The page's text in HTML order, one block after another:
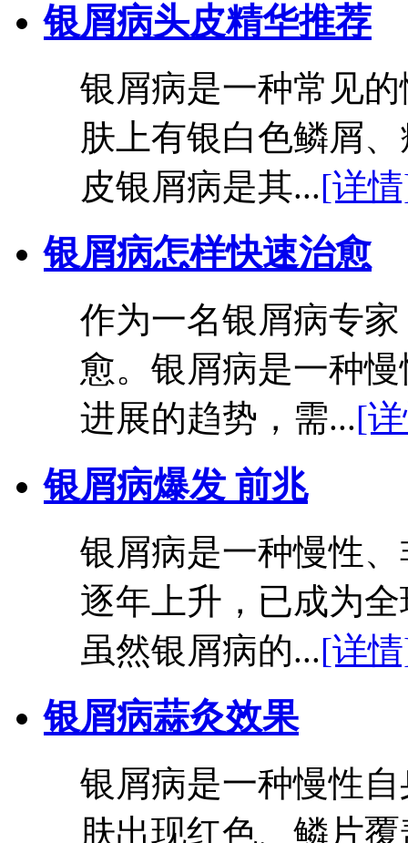
银屑病头皮精华推荐
银屑病是一种常见
肤上有银白色鳞屑
皮银屑病是其...[详
银屑病怎样快速治愈
作为一名银屑病专
愈。银屑病是一种
进展的趋势，需...[
银屑病爆发 前兆
银屑病是一种慢性
逐年上升，已成为
虽然银屑病的...[详
银屑病蒜灸效果
银屑病是一种慢性
肤出现红色、鳞片